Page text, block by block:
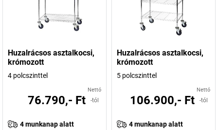
Huzalrácsos asztalkocsi,
krómozott
4 polcszinttel
Nettó
76.790,- Ft -tól
4 munkanap alatt
Huzalrácsos asztalkocsi,
krómozott
5 polcszinttel
Nettó
106.900,- Ft -tól
4 munkanap alatt